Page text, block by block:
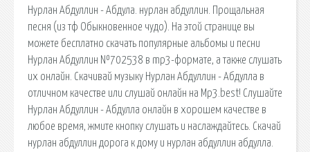
Нурлан Абдуллин - Абдула. нурлан абдуллин. Прощальная
песня (из тф Обыкновенное чудо). На этой странице вы
можете бесплатно скачать популярные альбомы и песни
Нурлан Абдуллин №702538 в mp3-формате, а также слушать
их онлайн. Скачивай музыку Нурлан Абдуллин - Абдулла в
отличном качестве или слушай онлайн на Mp3.best! Слушайте
Нурлан Абдуллин - Абдулла онлайн в хорошем качестве в
любое время, жмите кнопку слушать и наслаждайтесь. Скачай
нурлан абдуллин дорога к дому и нурлан абдуллин абдулла.